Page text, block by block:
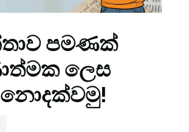
පමණක්
ලෙස
නොදක්වමු!